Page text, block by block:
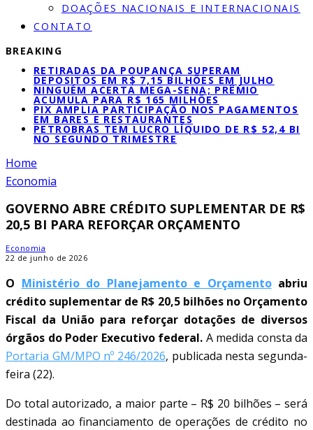
DOAÇÕES NACIONAIS E INTERNACIONAIS
CONTATO
BREAKING
RETIRADAS DA POUPANÇA SUPERAM
DEPÓSITOS EM R$ 7,15 BILHÕES EM JULHO
NINGUÉM ACERTA MEGA-SENA; PRÊMIO
ACUMULA PARA R$ 165 MILHÕES
PIX AMPLIA PARTICIPAÇÃO NOS PAGAMENTOS
EM BARES E RESTAURANTES
PETROBRAS TEM LUCRO LÍQUIDO DE R$ 52,4 BI
NO SEGUNDO TRIMESTRE
Home
Economia
GOVERNO ABRE CRÉDITO SUPLEMENTAR DE R$
20,5 BI PARA REFORÇAR ORÇAMENTO
Economia
22 de junho de 2026
O Ministério do Planejamento e Orçamentoabriu
crédito suplementar de R$ 20,5 bilhões no Orçamento
Fiscal da União para reforçar dotações de diversos
órgãos do Poder Executivo federal. A medida consta da
Portaria GM/MPO nº 246/2026, publicada nesta segunda-
feira (22).
Do total autorizado, a maior parte – R$ 20 bilhões – será
destinada ao financiamento de operações de crédito no